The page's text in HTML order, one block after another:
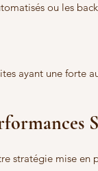
ou les
ayant une forte
stratégie mise en